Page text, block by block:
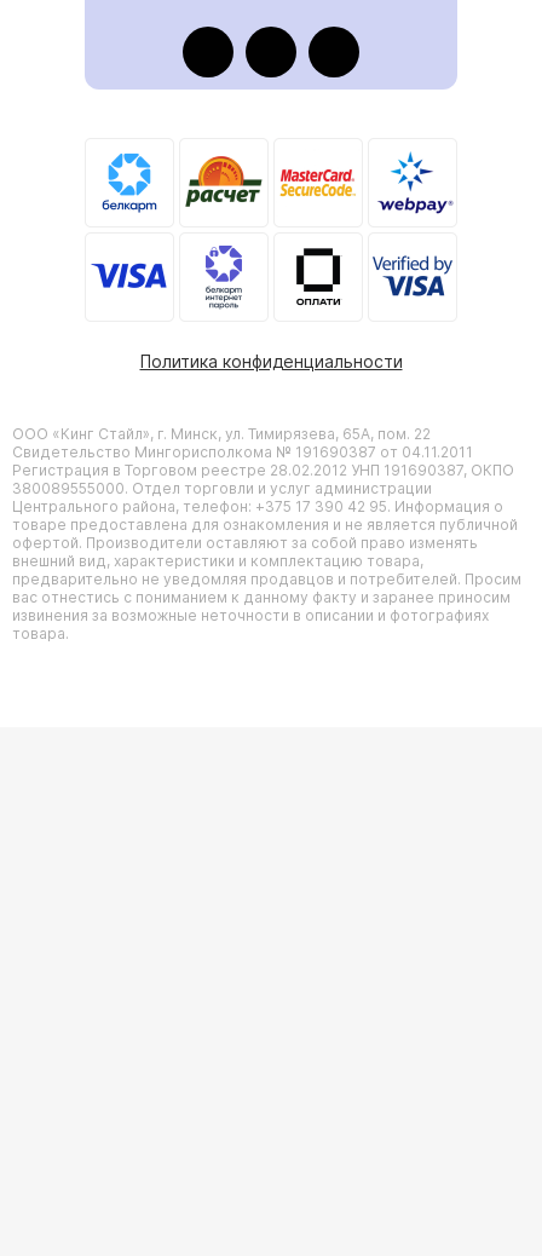
Политика конфиденциальности
ООО «Кинг Стайл», г. Минск, ул. Тимирязева, 65А, пом. 22
Свидетельство Мингорисполкома № 191690387 от 04.11.2011
Регистрация в Торговом реестре 28.02.2012 УНП 191690387, ОКПО
380089555000. Отдел торговли и услуг администрации
Центрального района, телефон: +375 17 390 42 95. Информация о
товаре предоставлена для ознакомления и не является публичной
офертой. Производители оставляют за собой право изменять
внешний вид, характеристики и комплектацию товара,
предварительно не уведомляя продавцов и потребителей. Просим
вас отнестись с пониманием к данному факту и заранее приносим
извинения за возможные неточности в описании и фотографиях
товара.